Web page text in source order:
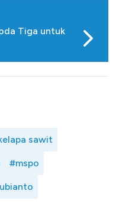
Tiga untuk
sawit
#mspo